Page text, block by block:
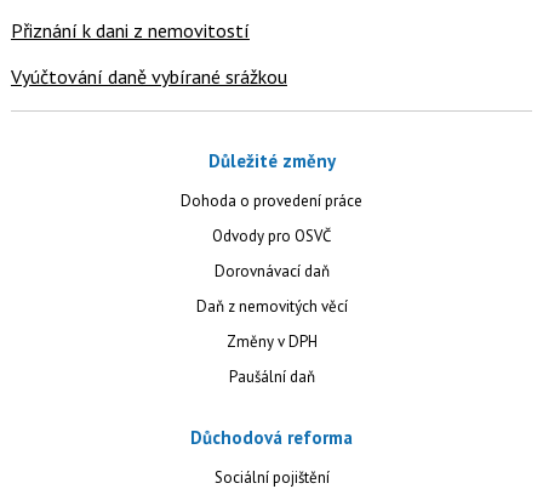
Přiznání k dani z nemovitostí
Vyúčtování daně vybírané srážkou
Důležité změny
Dohoda o provedení práce
Odvody pro OSVČ
Dorovnávací daň
Daň z nemovitých věcí
Změny v DPH
Paušální daň
Důchodová reforma
Sociální pojištění